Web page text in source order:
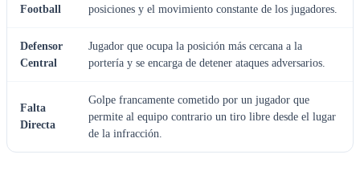
Football
posiciones y el movimiento constante de los jugadores.
Defensor
Central
Jugador que ocupa la posición más cercana a la
portería y se encarga de detener ataques adversarios.
Falta
Directa
Golpe francamente cometido por un jugador que
permite al equipo contrario un tiro libre desde el lugar
de la infracción.